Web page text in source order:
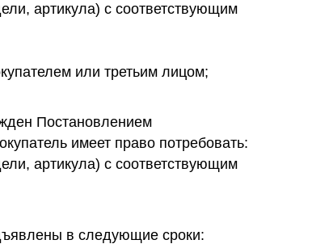
артикула) с соответствующим
или третьим лицом;
Постановлением
имеет право потребовать:
артикула) с соответствующим
в следующие сроки: